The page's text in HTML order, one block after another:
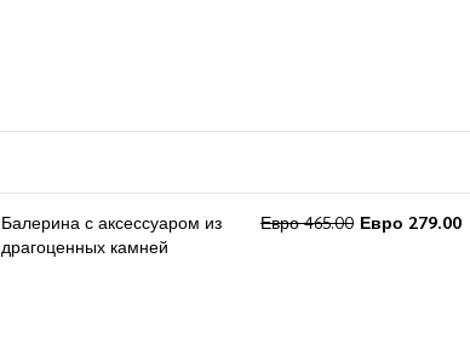
Балерина с аксессуаром из
драгоценных камней
Евро 465.00 Евро 279.00